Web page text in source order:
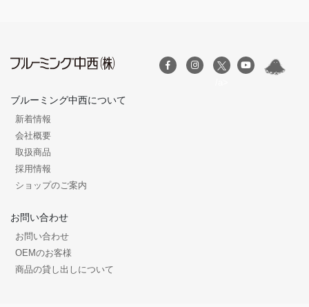
ブルーミング中西について
新着情報
会社概要
取扱商品
採用情報
ショップのご案内
お問い合わせ
お問い合わせ
OEMのお客様
商品の貸し出しについて